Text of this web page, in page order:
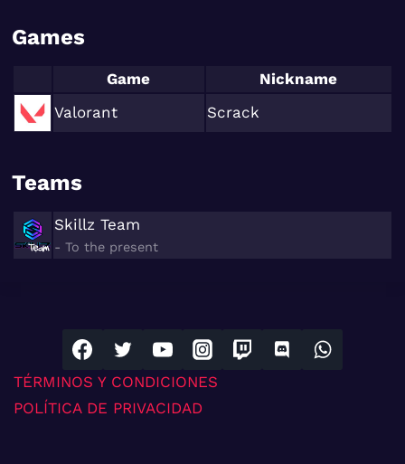
Games
Game
Nickname
Valorant
Scrack
Teams
Skillz Team
- To the present
TÉRMINOS Y CONDICIONES
POLÍTICA DE PRIVACIDAD